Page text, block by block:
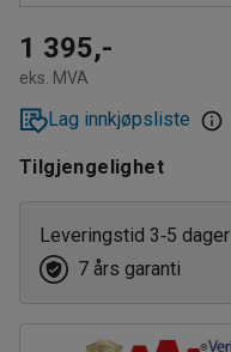
2000
6
8
12
1 395,-
eks. MVA
Lag innkjøpsliste
Tilgjengelighet
Leveringstid 3‑5 dager
7 års garanti